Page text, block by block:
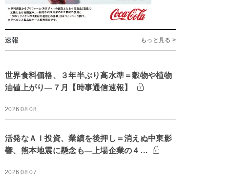
速報 もっと見る >
世界食料価格、３年半ぶり高水準＝穀物や植物
油値上がり―７月【時事通信速報】
2026.08.08
活発なＡＩ投資、業績を後押し＝消えぬ中東影
響、熊本地震に懸念も―上場企業の４…
2026.08.07